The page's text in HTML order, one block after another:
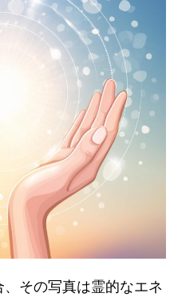
その写真は霊的なエネ